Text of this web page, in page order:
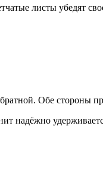
листы убедят
Обе стороны
надёжно